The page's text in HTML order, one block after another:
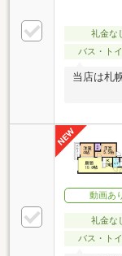
礼金な
バス・ト
当店は札
動画あ
礼金な
バス・ト